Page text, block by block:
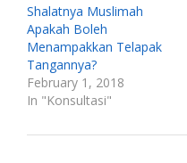
Shalatnya Muslimah
Apakah Boleh
Menampakkan Telapak
Tangannya?
February 1, 2018
In "Konsultasi"